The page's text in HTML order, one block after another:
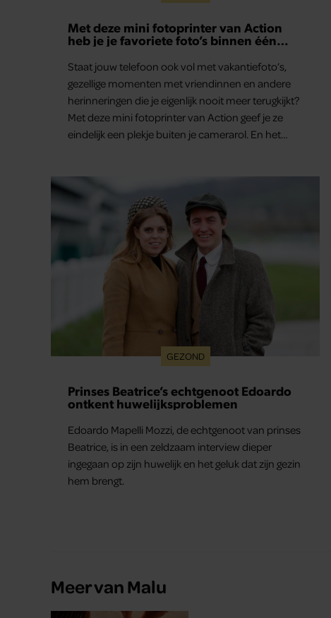
Met deze mini fotoprinter van Action
heb je je favoriete foto’s binnen één
Staat jouw telefoon ook vol met vakantiefoto’s,
gezellige momenten met vriendinnen en andere
herinneringen die je eigenlijk nooit meer terugkijkt?
Met deze mini fotoprinter van Action geef je ze
eindelijk een plekje buiten je camerarol. En het
GEZOND
Prinses Beatrice’s echtgenoot Edoardo
ontkent huwelijksproblemen
Edoardo Mapelli Mozzi, de echtgenoot van prinses
Beatrice, is in een zeldzaam interview dieper
ingegaan op zijn huwelijk en het geluk dat zijn gezin
hem brengt.
Meer van Malu